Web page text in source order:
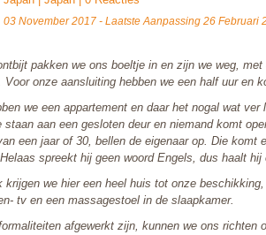
03 November 2017 - Laatste Aanpassing 26 Februari
pakken we ons boeltje in en zijn we weg,
Voor onze aansluiting hebben we een half uur en
we een appartement en daar het nogal wat
staan aan een gesloten deur en niemand komt
een jaar of 30, bellen de eigenaar op. Die komt
spreekt hij geen woord Engels, dus haalt hij
krijgen we hier een heel huis tot onze
tv en een massagestoel in de slaapkamer.
afgewerkt zijn, kunnen we ons richten